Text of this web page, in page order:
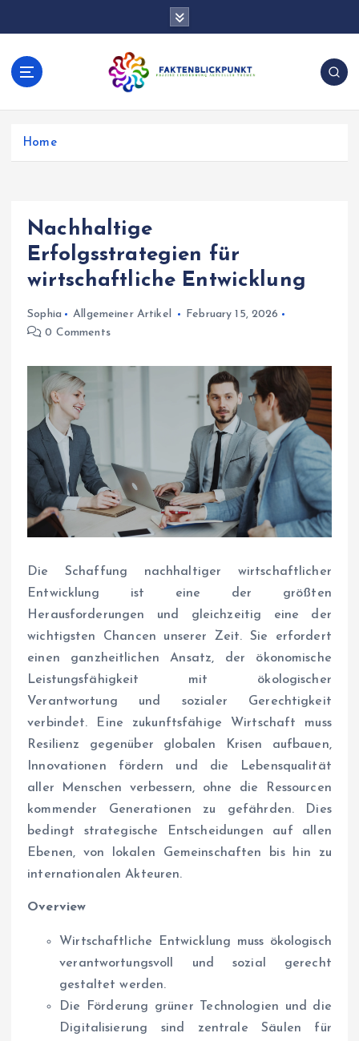
Präzise Einordnung aktueller Themen
Home
Nachhaltige
Erfolgsstrategien für
wirtschaftliche Entwicklung
Sophia Allgemeiner Artikel
February 15, 2026
0 Comments
Die Schaffung nachhaltiger wirtschaftlicher
Entwicklung ist eine der größten
Herausforderungen und gleichzeitig eine der
wichtigsten Chancen unserer Zeit. Sie erfordert
einen ganzheitlichen Ansatz, der ökonomische
Leistungsfähigkeit mit ökologischer
Verantwortung und sozialer Gerechtigkeit
verbindet. Eine zukunftsfähige Wirtschaft muss
Resilienz gegenüber globalen Krisen aufbauen,
Innovationen fördern und die Lebensqualität
aller Menschen verbessern, ohne die Ressourcen
kommender Generationen zu gefährden. Dies
bedingt strategische Entscheidungen auf allen
Ebenen, von lokalen Gemeinschaften bis hin zu
internationalen Akteuren.
Overview
Wirtschaftliche Entwicklung muss ökologisch
verantwortungsvoll und sozial gerecht
gestaltet werden.
Die Förderung grüner Technologien und die
Digitalisierung sind zentrale Säulen für